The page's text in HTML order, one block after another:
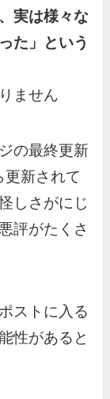
実は様々な
た」という
ません
の最終更新
新されて
しさがにじ
評がたくさ
ストに入る
性があると